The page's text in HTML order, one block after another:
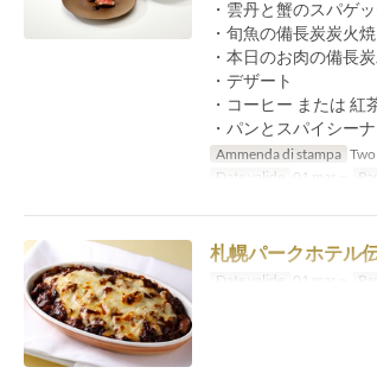
・雲丹と蟹のスパゲ
・旬魚の備長炭炭火
・本日のお肉の備長
・デザート
・コーヒー または 紅
・パンとスパイシー
Ammenda di stampa
Date valide
01 mar ~
札幌パークホテル
Date valide 01 mar ~